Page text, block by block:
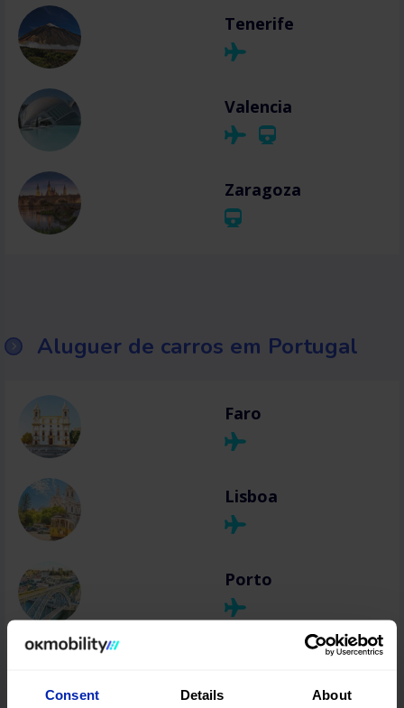
Consent Details About
Tenerife
Valencia
Zaragoza
Aluguer de carros em Portugal
Faro
Lisboa
Porto